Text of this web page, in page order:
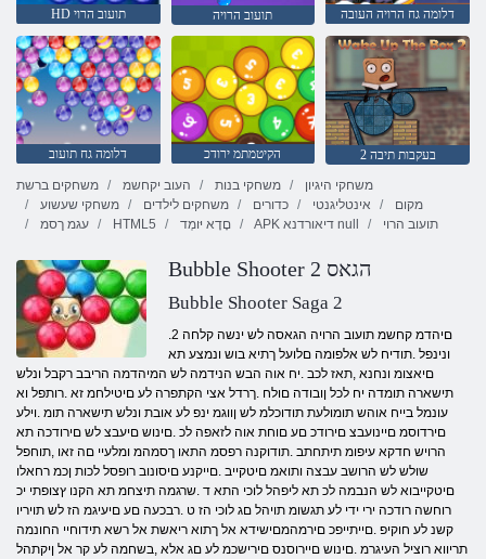
HD תועוב הרוי תועוב הרויה דלומה גח הרויה העובה
דלומה גח תועוב הקיטמתמ ירודכ
בעקבות תיבה 2
משחקים ברשת
העוב יקחשמ משחקי בנות
משחקי היגיון
משחקי שעשוע
משחקים לילדים כדורים אינטליגנטי
מקום
עגמ ךסמ
HTML5 םָדָא יּומְד APK דיאורדנא null תועוב הרוי
Bubble Shooter 2 הגאס
Bubble Shooter Saga 2
.2 םיהדמ קחשמ תועוב הרויה הגאסה לש ינשה קלחה
ונינפל .תודיח לש אלפומה םלועל ךתיא בוש ונמצע תא
םיאצומ ונחנא ,תאז לכב .יח אוה הבש הנידמה לש המיהדמה הריבב רקבל ונלש
תישארה תומדה יח לכל ןובודה םולח .ךרדל אצי הקתפרה לע םיטילחמ זא .רותפל וא
עונמל בייח אוהש תומולעת תודוכלמ לש ןווגמ ינפ לע אובת ונלש תישארה תומ .וילע
םירדוסמ םיינועבצ םירודכ םע םוחת אוה לזאפה לכ .םינוש םיעבצ לש םירודכה תא
הרויש חדקא עיפומ תיתחתב .תודוקנה רפסמ התאו ךסמהמ ומלעיי םה זאו ,תוחפל
שולש לש הרושב עבצה ותואמ םיטקייב .םייקנע םיסונוב רופסל לכות ןכמ רחאלו
םיטקייבוא לש הנבמה לכ תא ליפהל לוכי התא ד .שרגמה תיצחמ תא הקנו ץצופתי יכ
רוחשה רודכה ירי ידי לע תגשומ תויהל םג לוכי הז ט .רבכעה םע םיעיגמ הז לש תויריו
קשנ לע חוקיפ .םייתייפכ םירמהמםישידא אל ךתוא ריאשת אל רשא תידוחיי החונמה
תריווא רוציל העיגרמ .םינוש םיירוסנס םירישכמ לע םג אלא ,בשחמה לע קר אל ןיקתהל